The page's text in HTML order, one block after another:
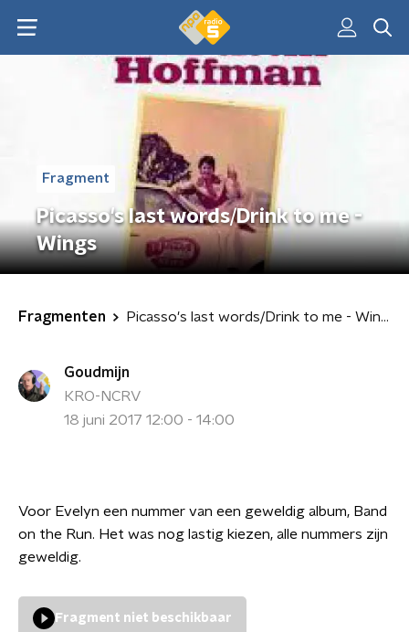
Fragment
Picasso's last words/Drink to me -
Wings
Fragmenten Picasso's last words/Drink to me - Wings
Goudmijn
KRO-NCRV
18 juni 2017 12:00 - 14:00
Voor Evelyn een nummer van een geweldig album, Band
on the Run. Het was nog lastig kiezen, alle nummers zijn
geweldig.
Fragment niet beschikbaar